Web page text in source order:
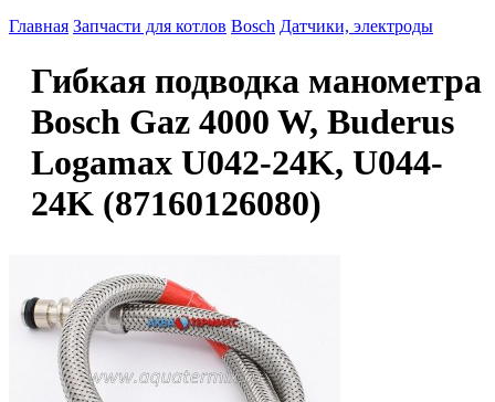
Главная Запчасти для котлов Bosch Датчики, электроды
Гибкая подводка манометра
Bosch Gaz 4000 W, Buderus
Logamax U042-24K, U044-
24K (87160126080)